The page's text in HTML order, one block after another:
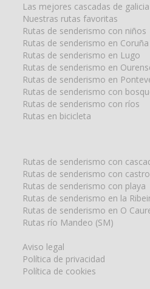
Las mejores cascadas de galicia
Nuestras rutas favoritas
Rutas de senderismo con niños
Rutas de senderismo en Coruña
Rutas de senderismo en Lugo
Rutas de senderismo en
Rutas de senderismo en
Rutas de senderismo con
Rutas de senderismo con ríos
Rutas en bicicleta
Rutas de senderismo con
Rutas de senderismo con
Rutas de senderismo con playa
Rutas de senderismo en la
Rutas de senderismo en O
Rutas río Mandeo (SM)
Aviso legal
Política de privacidad
Política de cookies